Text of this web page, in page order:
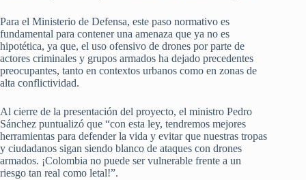
Para el Ministerio de Defensa, este paso normativo es
fundamental para contener una amenaza que ya no es
hipotética, ya que, el uso ofensivo de drones por parte de
actores criminales y grupos armados ha dejado precedentes
preocupantes, tanto en contextos urbanos como en zonas de
alta conflictividad.
Al cierre de la presentación del proyecto, el ministro Pedro
Sánchez puntualizó que “con esta ley, tendremos mejores
herramientas para defender la vida y evitar que nuestras tropas
y ciudadanos sigan siendo blanco de ataques con drones
armados. ¡Colombia no puede ser vulnerable frente a un
riesgo tan real como letal!”.